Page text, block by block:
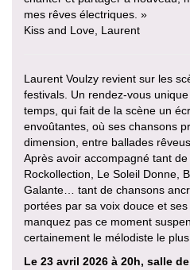
mes rêves électriques. »
Kiss and Love, Laurent
Laurent Voulzy revient sur les
festivals. Un rendez-vous
temps, qui fait de la scène un
envoûtantes, où ses chansons
dimension, entre ballades
Après avoir accompagné tant
Rockollection, Le Soleil Donne,
Galante… tant de chansons
portées par sa voix douce et
manquez pas ce moment
certainement le mélodiste le
Le 23 avril 2026 à 20h, salle